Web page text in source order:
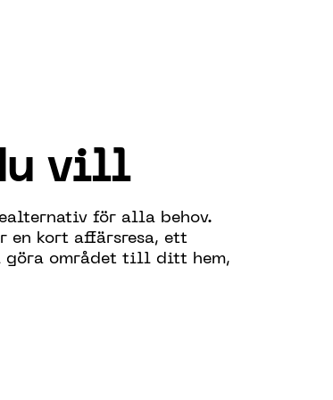
vill
för alla behov.
en kort affärsresa, ett
området till ditt hem,